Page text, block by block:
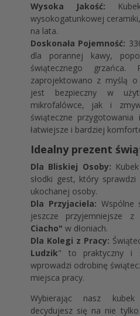
Wysoka Jakość:
wysokogatunkowej
na lata.
Doskonała Pojemność:
dla porannej kawy,
świątecznego grzańca.
zaprojektowano z myślą
jest bezpieczny w
mikrofalówce, jak i
świąteczne
łatwiejsze i bardziej
Idealny prezent
Dla Bliskiej Osoby:
słodki gest, który
ukochanej osoby.
Dla Przyjaciela: Wspólne
jeszcze przyjemniejsze
Ciacho" w dłoniach.
Dla Kolegi z Pracy:
Ludzik" to praktyczny i
wprowadzi odrobinę
miejsca pracy.
Wybierając nasz
decydujesz się na nie